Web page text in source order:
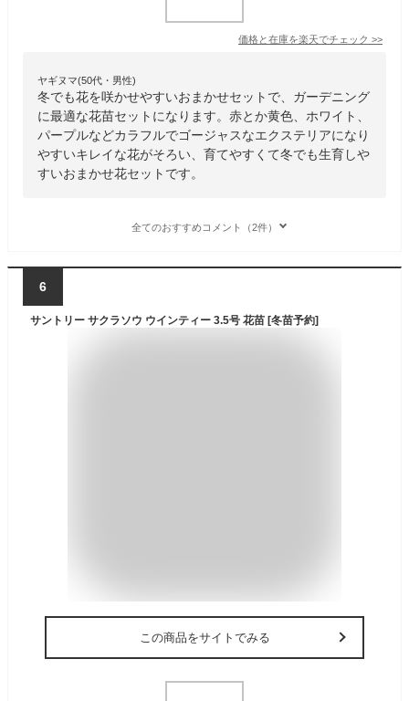
価格と在庫を楽天でチェック >>
ヤギヌマ(50代・男性)
冬でも花を咲かせやすいおまかせセットで、ガーデニング
に最適な花苗セットになります。赤とか黄色、ホワイト、
パープルなどカラフルでゴージャスなエクステリアになり
やすいキレイな花がそろい、育てやすくて冬でも生育しや
すいおまかせ花セットです。
全てのおすすめコメント（2件）
6
サントリー サクラソウ ウインティー 3.5号 花苗 [冬苗予約]
この商品をサイトでみる